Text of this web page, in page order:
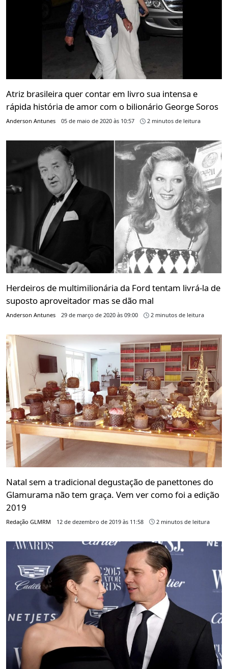
Atriz brasileira quer contar em livro sua intensa e
rápida história de amor com o bilionário George Soros
Anderson Antunes 05 de maio de 2020 às 10:57 2 minutos de leitura
Herdeiros de multimilionária da Ford tentam livrá-la de
suposto aproveitador mas se dão mal
Anderson Antunes 29 de março de 2020 às 09:00 2 minutos de leitura
Natal sem a tradicional degustação de panettones do
Glamurama não tem graça. Vem ver como foi a edição
2019
Redação GLMRM 12 de dezembro de 2019 às 11:58 2 minutos de leitura